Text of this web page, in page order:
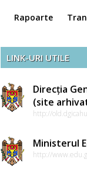
Rapoarte
LINK-URI UTILE
Direcția
(site
http://
Ministerul
http://